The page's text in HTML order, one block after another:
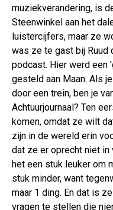
muziekverandering, is
Steenwinkel aan het
luistercijfers, maar ze
was ze te gast bij Ruud
podcast. Hier werd een
gesteld aan Maan. Als
door een trein, ben je
Achtuurjournaal? Ten
komen, omdat ze wilt
zijn in de wereld erin
dat ze er oprecht niet in
het een stuk leuker om
stuk minder, want
maar 1 ding. En dat is
vragen te stellen die